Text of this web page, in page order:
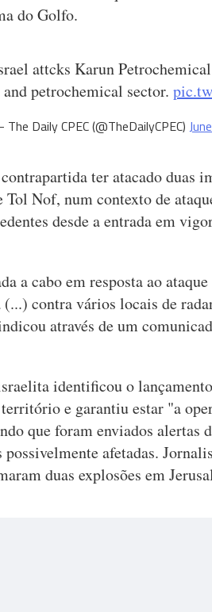
do Golfo.
attcks Karun
petrochemical sector.
Daily CPEC (@TheDailyCPEC)
ter atacado duas
Nof, num contexto de
desde a entrada em
a cabo em resposta ao
contra vários locais de
através de um
identificou o
e garantiu estar "a
que foram enviados alertas
possivelmente afetadas.
duas explosões em